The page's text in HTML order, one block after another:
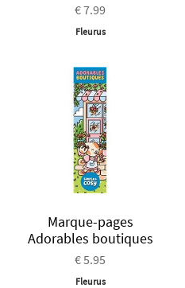
€ 7.99
Fleurus
Marque-pages
Adorables boutiques
€ 5.95
Fleurus